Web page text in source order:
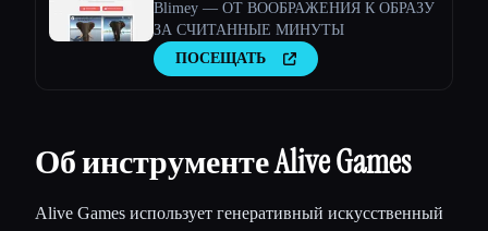
Blimey — ОТ ВООБРАЖЕНИЯ К ОБРАЗУ
ЗА СЧИТАННЫЕ МИНУТЫ
ПОСЕЩАТЬ
Об инструменте Alive Games
Alive Games использует генеративный искусственный